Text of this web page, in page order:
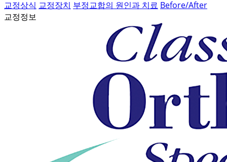
교정상식 교정장치 부정교합의 원인과 치료 Before/After
교정정보